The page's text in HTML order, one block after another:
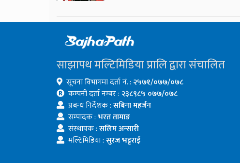
साझापथ मल्टिमिडिया प्रालि द्वारा संचालित
सूचना विभागमा दर्ता नं. : २५७१/०७७/०७८
कम्पनी दर्ता नम्बर : २३८९८५ ०७७/०७८
प्रबन्ध निर्देशक :सबिना महर्जन
सम्पादक :भरत तामाङ
संस्थापक :सलिम अन्सारी
मल्टिमिडिया :सुरज भट्टराई